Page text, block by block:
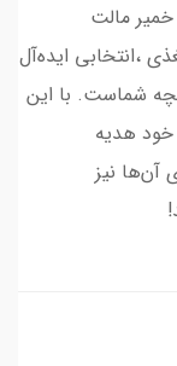
خمیر مالت
،انتخابی ایده‌آل
شماست. با این
خود هدیه
آن‌ها نیز